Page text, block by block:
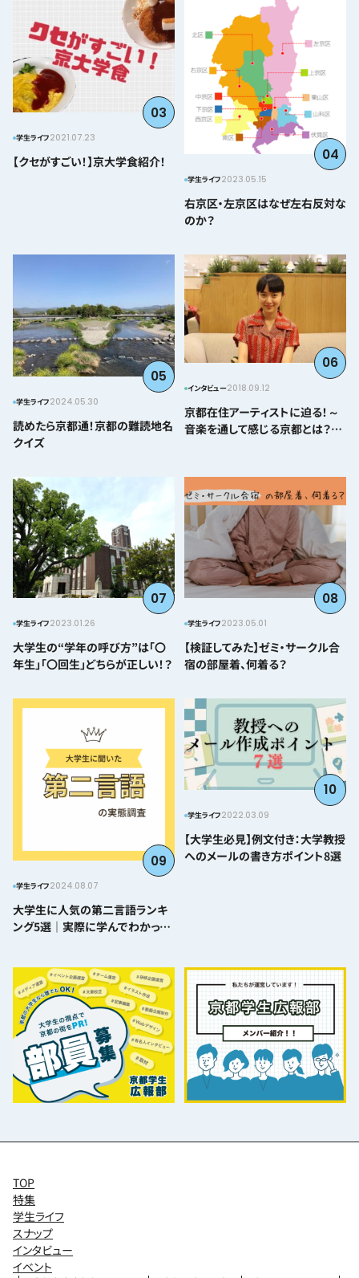
03
学生ライフ2021.07.23
【クセがすごい！】京大学食紹介！ 04
学生ライフ2023.05.15
右京区・左京区はなぜ左右反対な
のか？
05
学生ライフ2024.05.30
読めたら京都通！京都の難読地名
クイズ
06
インタビュー2018.09.12
京都在住アーティストに迫る！～
音楽を通して感じる京都とは？＠
07
学生ライフ2023.01.26
大学生の“学年の呼び方”は「〇
年生」「〇回生」どちらが正しい！？
08
学生ライフ2023.05.01
【検証してみた】ゼミ・サークル合
宿の部屋着、何着る？
09
学生ライフ2024.08.07
大学生に人気の第二言語ランキ
ング5選｜実際に学んでわかった
10
学生ライフ2022.03.09
【大学生必見】例文付き：大学教授
へのメールの書き方ポイント8選
TOP
特集
学生ライフ
スナップ
インタビュー
イベント